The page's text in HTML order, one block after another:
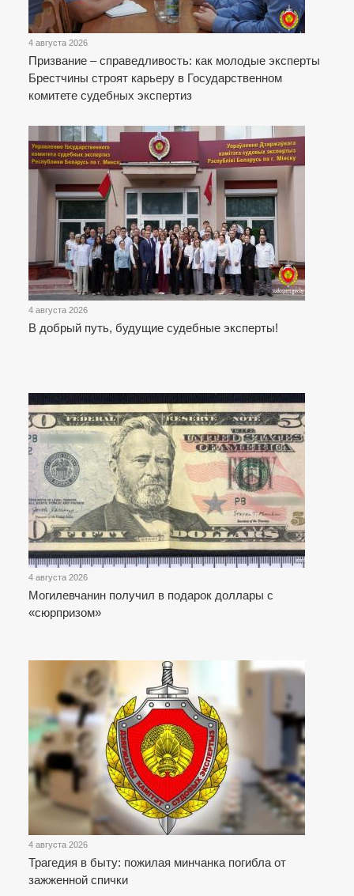
4 августа 2026
Призвание – справедливость: как молодые эксперты
Брестчины строят карьеру в Государственном
комитете судебных экспертиз
4 августа 2026
В добрый путь, будущие судебные эксперты!
4 августа 2026
Могилевчанин получил в подарок доллары с
«сюрпризом»
4 августа 2026
Трагедия в быту: пожилая минчанка погибла от
зажженной спички